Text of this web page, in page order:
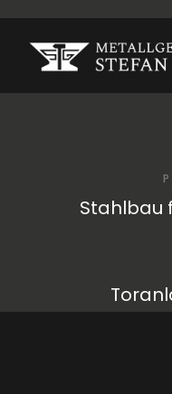
Stahlbau